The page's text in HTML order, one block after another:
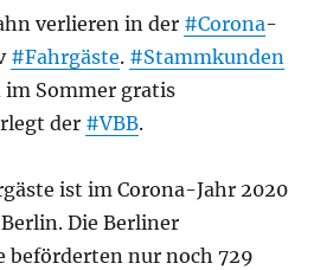
verlieren in der #Corona-
#Fahrgäste. #Stammkunden
im Sommer gratis
der #VBB.
ist im Corona-Jahr 2020
Die Berliner
beförderten nur noch 729